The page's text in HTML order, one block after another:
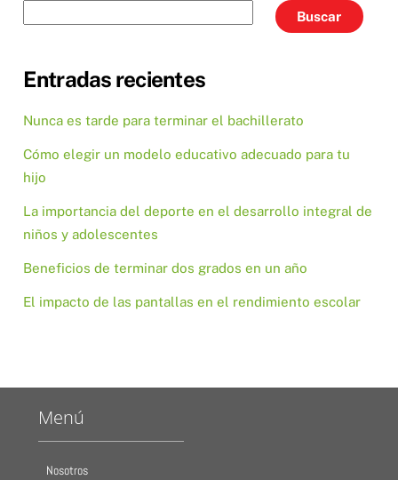
Buscar
Entradas recientes
Nunca es tarde para terminar el bachillerato
Cómo elegir un modelo educativo adecuado para tu
hijo
La importancia del deporte en el desarrollo integral de
niños y adolescentes
Beneficios de terminar dos grados en un año
El impacto de las pantallas en el rendimiento escolar
Menú
Nosotros